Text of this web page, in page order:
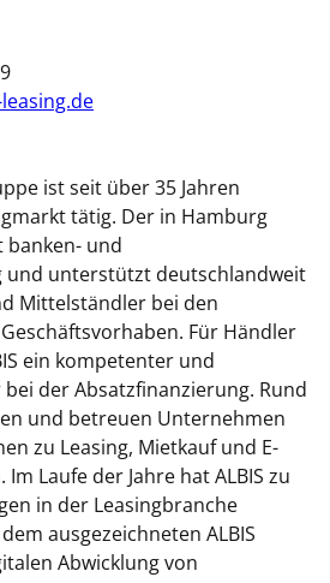
ist seit über 35 Jahren
tätig. Der in Hamburg
banken- und
und unterstützt deutschlandweit
Mittelständler bei den
Für Händler
ein kompetenter und
der Absatzfinanzierung. Rund
und betreuen Unternehmen
zu Leasing, Mietkauf und E-
Laufe der Jahre hat ALBIS zu
in der Leasingbranche
ausgezeichneten ALBIS
Abwicklung von